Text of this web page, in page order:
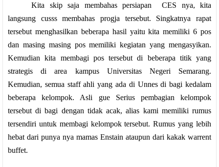
Kita skip saja membahas persiapan
CES nya, kita
langsung cusss membahas progja tersebut. Singkatnya rapat
tersebut menghasilkan beberapa hasil yaitu kita memiliki 6 pos
dan masing masing pos memiliki kegiatan yang mengasyikan.
Kemudian kita membagi pos tersebut di beberapa titik yang
strategis di area kampus Universitas Negeri Semarang.
Kemudian, semua staff ahli yang ada di Unnes di bagi kedalam
beberapa kelompok. Asli gue Serius pembagian kelompok
tersebut di bagi dengan tidak acak, alias kami memiliki rumus
tersendiri untuk membagi kelompok tersebut. Rumus yang lebih
hebat dari punya nya mamas Enstain ataupun dari kakak warrent
buffet.